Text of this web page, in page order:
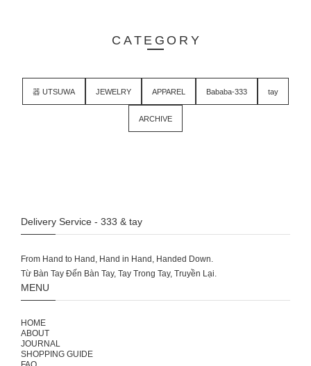
CATEGORY
器 UTSUWA JEWELRY APPAREL Bababa-333 tay
ARCHIVE
Delivery Service - 333 & tay
From Hand to Hand, Hand in Hand, Handed Down.
MENU
HOME
ABOUT
JOURNAL
SHOPPING GUIDE